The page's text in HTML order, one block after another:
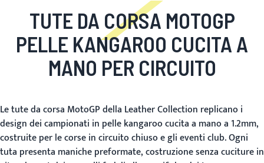
TUTE DA CORSA MOTOGP
PELLE KANGAROO CUCITA A
MANO PER CIRCUITO
Le tute da corsa MotoGP della Leather Collection replicano i
design dei campionati in pelle kangaroo cucita a mano a 1.2mm,
costruite per le corse in circuito chiuso e gli eventi club. Ogni
tuta presenta maniche preformate, costruzione senza cuciture in